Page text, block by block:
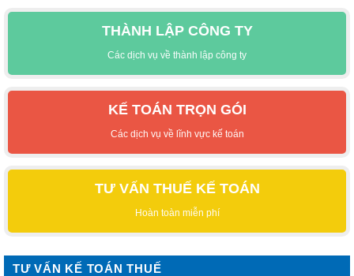
THÀNH LẬP CÔNG TY
Các dịch vụ về thành lập công ty
KẾ TOÁN TRỌN GÓI
Các dịch vụ về lĩnh vực kế toán
TƯ VẤN THUẾ KẾ TOÁN
Hoàn toàn miễn phí
TƯ VẤN KẾ TOÁN THUẾ